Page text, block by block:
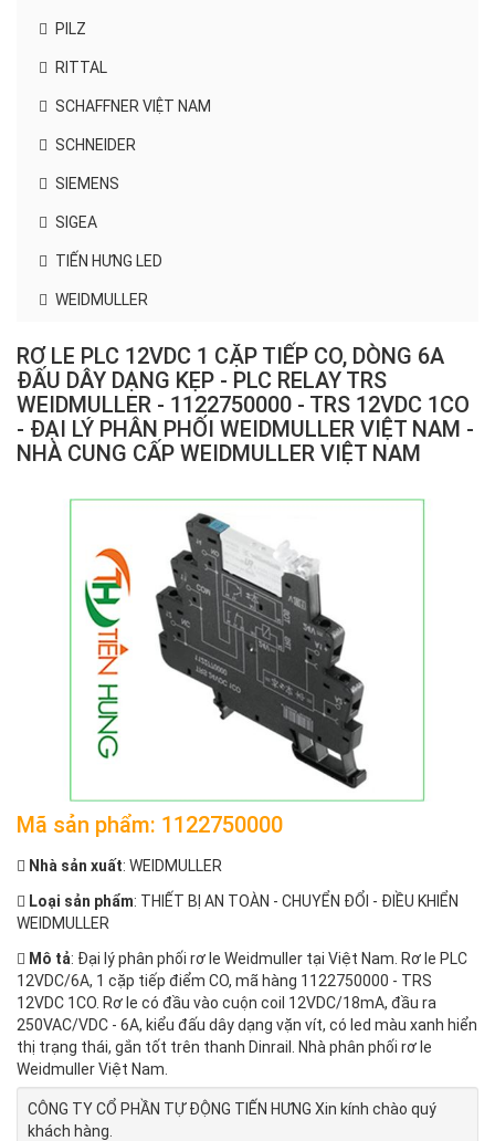
PILZ
RITTAL
SCHAFFNER VIỆT NAM
SCHNEIDER
SIEMENS
SIGEA
TIẾN HƯNG LED
WEIDMULLER
RƠ LE PLC 12VDC 1 CẶP TIẾP CO, DÒNG 6A
ĐẤU DÂY DẠNG KẸP - PLC RELAY TRS
WEIDMULLER - 1122750000 - TRS 12VDC 1CO
- ĐẠI LÝ PHÂN PHỐI WEIDMULLER VIỆT NAM -
NHÀ CUNG CẤP WEIDMULLER VIỆT NAM
Mã sản phẩm: 1122750000
Nhà sản xuất: WEIDMULLER
Loại sản phẩm: THIẾT BỊ AN TOÀN - CHUYỂN ĐỔI - ĐIỀU KHIỂN
WEIDMULLER
Mô tả: Đại lý phân phối rơ le Weidmuller tại Việt Nam. Rơ le PLC
12VDC/6A, 1 cặp tiếp điểm CO, mã hàng 1122750000 - TRS
12VDC 1CO. Rơ le có đầu vào cuộn coil 12VDC/18mA, đầu ra
250VAC/VDC - 6A, kiểu đấu dây dạng vặn vít, có led màu xanh hiển
thị trạng thái, gắn tốt trên thanh Dinrail. Nhà phân phối rơ le
Weidmuller Việt Nam.
CÔNG TY CỔ PHẦN TỰ ĐỘNG TIẾN HƯNG Xin kính chào quý
khách hàng.